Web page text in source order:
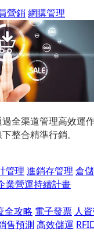
營銷網購管理
全渠道管理高效運
整合精準行銷。
管理 進銷存管理 倉
業營運持續計畫
全攻略 電子發票 人
售預測 高效儲運